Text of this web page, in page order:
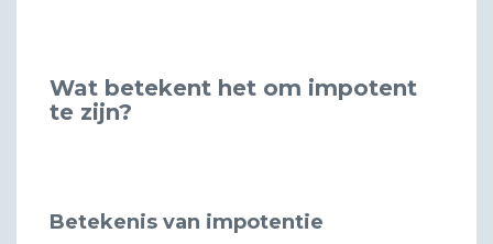
Wat betekent het om impotent
te zijn?
Betekenis van impotentie